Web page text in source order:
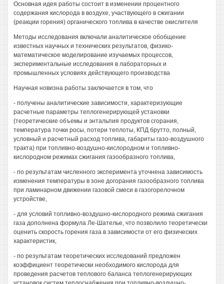
Основная идея работы состоит в изменении процентного
содержания кислорода в воздухе, участвующего в сжигании
(реакции горения) органического топлива в качестве окислителя
Методы исследования включали аналитическое обобщение
известных научных и технических результатов, физико-
математическое моделирование изучаемых процессов,
экспериментальные исследования в лабораторных и
промышленных условиях действующего производства
Научная новизна работы заключается в том, что
- получены аналитические зависимости, характеризующие
расчетные параметры теплогенерирующей установки
(теоретические объемы и энтальпия продуктов сгорания,
температура точки росы, потери теплоты, КПД брутто, полный,
условный и расчетный расход топлива, габариты газо-воздушного
тракта) при топливно-воздушно-кислородном и топливно-
кислородном режимах сжигания газообразного топлива,
- по результатам численного эксперимента уточнена зависимость
изменения температуры в зоне догорания газообразного топлива
при ламинарном движении газовой смеси в газогорелочном
устройстве,
- для условий топливно-воздушно-кислородного режима сжигания
газа дополнена формула Ле-Шателье, что позволило теоретически
оценить скорость горения газа в зависимости от его физических
характеристик,
- по результатам теоретических исследований предложен
коэффициент теоретически необходимого кислорода для
проведения расчетов теплового баланса теплогенерирующих